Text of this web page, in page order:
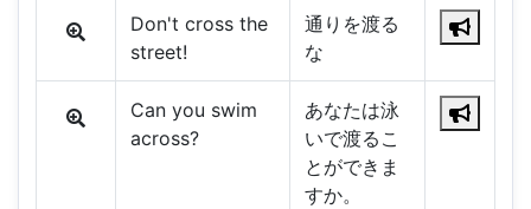
Don't cross the
street!
通りを渡る
な
Can you swim
across?
あなたは泳
いで渡るこ
とができま
すか。